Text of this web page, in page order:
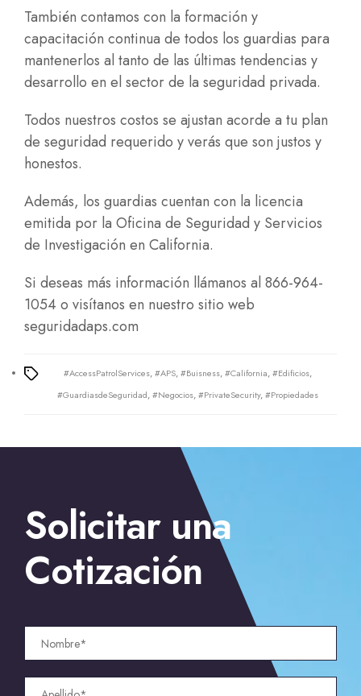
También contamos con la formación y
capacitación continua de todos los guardias para
mantenerlos al tanto de las últimas tendencias y
desarrollo en el sector de la seguridad privada.
Todos nuestros costos se ajustan acorde a tu plan
de seguridad requerido y verás que son justos y
honestos.
Además, los guardias cuentan con la licencia
emitida por la Oficina de Seguridad y Servicios
de Investigación en California.
Si deseas más información llámanos al 866-964-
1054 o visítanos en nuestro sitio web
seguridadaps.com
Tags
#AccessPatrolServices,#APS,#Buisness,#California,#Edificios,
#GuardiasdeSeguridad,#Negocios,#PrivateSecurity,#Propiedades
Guardias de seguridad privada en Escondido
mejor seguridad privada en La Jolla
Solicitar una
Cotización